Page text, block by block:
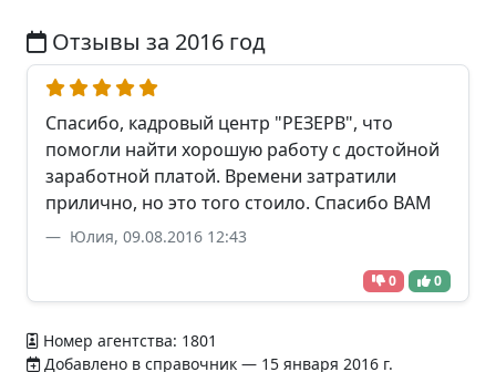
Отзывы за 2016 год
Спасибо, кадровый центр "РЕЗЕРВ", что
помогли найти хорошую работу с достойной
заработной платой. Времени затратили
прилично, но это того стоило. Спасибо ВАМ
Юлия, 09.08.2016 12:43
0 0
Номер агентства: 1801
Добавлено в справочник — 15 января 2016 г.